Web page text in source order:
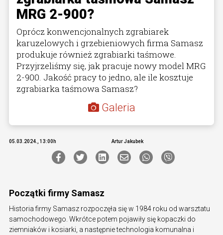
MRG 2-900?
Oprócz konwencjonalnych zgrabiarek
karuzelowych i grzebieniowych firma Samasz
produkuje również zgrabiarki taśmowe.
Przyjrzeliśmy się, jak pracuje nowy model MRG
2-900. Jakość pracy to jedno, ale ile kosztuje
zgrabiarka taśmowa Samasz?
Galeria
05.03.2024., 13:00h Artur Jakubek
Początki firmy Samasz
Historia firmy Samasz rozpoczęła się w 1984 roku od warsztatu
samochodowego. Wkrótce potem pojawiły się kopaczki do
ziemniaków i kosiarki, a następnie technologia komunalna i